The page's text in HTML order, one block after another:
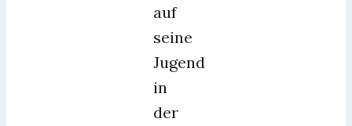
auf
seine
Jugend
in
der